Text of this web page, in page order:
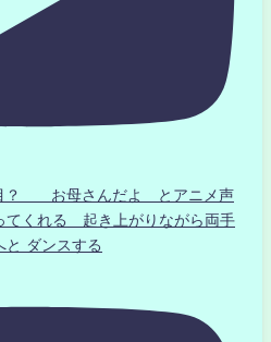
目？ お母さんだよ とアニメ声
てくれる 起き上がりながら両手
ダンスする